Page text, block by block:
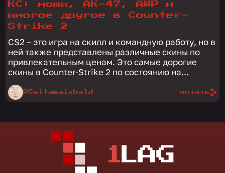
КС: ножи, АК-47, AWP и
многое другое в Counter-
Strike 2
CS2 – это игра на скилл и командную работу, но в
ней также представлены различные скины по
привлекательным ценам. Это самые дорогие
скины в Counter-Strike 2 по состоянию на...
@Saitamaisbald читать